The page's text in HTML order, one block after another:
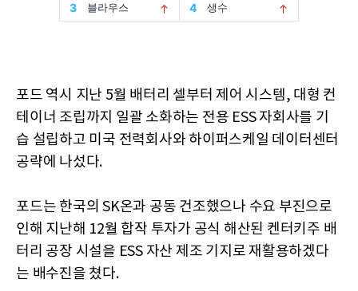
포드 역시 지난 5월 배터리 셀부터 제어 시스템, 대형 컨
테이너 조립까지 일괄 소화하는 전용 ESS 자회사를 기
습 설립하고 미국 전력회사와 하이퍼스케일 데이터센터
공략에 나섰다.
포드는 한국의 SK온과 공동 건조했으나 수요 부진으로
인해 지난해 12월 합작 투자가 공식 해산된 켄터키주 배
터리 공장 시설을 ESS 자산 제조 기지로 재활용하겠다
는 배수진을 쳤다.